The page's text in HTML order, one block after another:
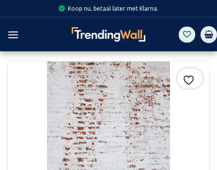
to
content
Koop nu, betaal later met Klarna.